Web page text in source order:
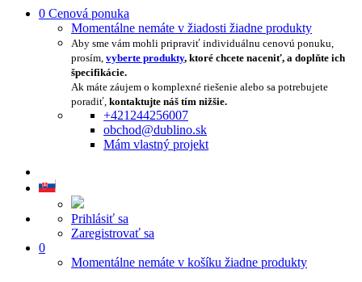
0 Cenová ponuka
Momentálne nemáte v žiadosti žiadne produkty
Aby sme vám mohli pripraviť individuálnu cenovú ponuku,
prosím, vyberte produkty, ktoré chcete naceniť, a doplňte ich
špecifikácie.
Ak máte záujem o komplexné riešenie alebo sa potrebujete
poradiť, kontaktujte náš tím nižšie.
+421244256007
obchod@dublino.sk
Mám vlastný projekt
Prihlásiť sa
Zaregistrovať sa
0
Momentálne nemáte v košíku žiadne produkty